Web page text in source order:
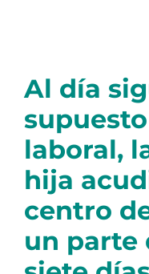
Al día
laboral,
hija
centro
un parte